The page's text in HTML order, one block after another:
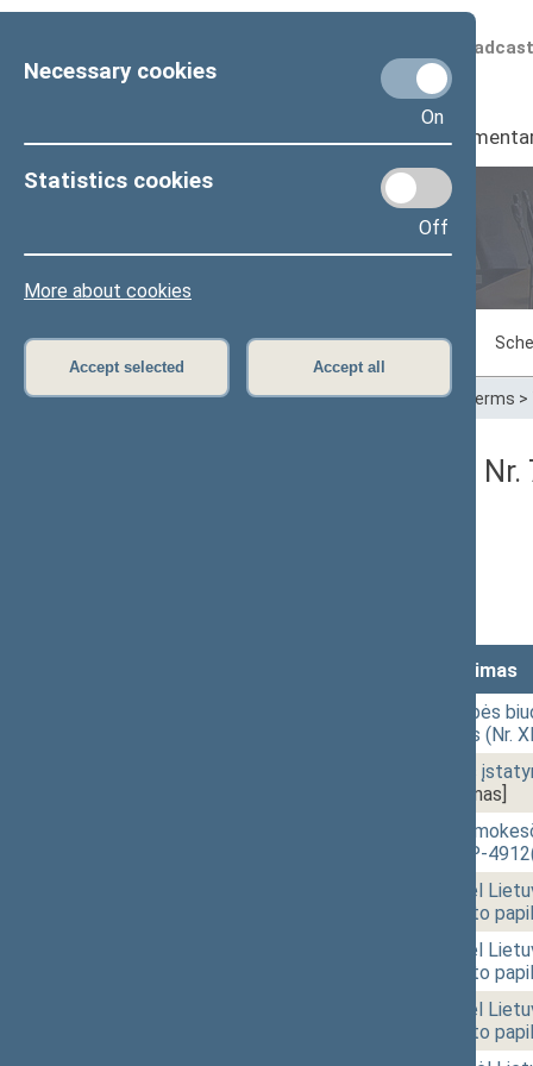
Necessary cookies
On
Statistics cookies
Off
More about cookies
Accept selected Accept all
Scheduled
Seimas I
Sitting in progress Plenary sittings
Home>Plenary sittings>Parliamentary terms >
Seimo vakarinis posėdis
Svarstytas klausimas
2021 metų valstybės
įstatymo projektas (Nr.
Biudžeto sandaros
[Svarstymas]
Gyventojų pajamų
projektas (Nr. XIIIP-
Seimo statuto „Dėl
pakeitimo ir Statuto
Seimo statuto „Dėl
pakeitimo ir Statuto
Seimo statuto „Dėl
pakeitimo ir Statuto